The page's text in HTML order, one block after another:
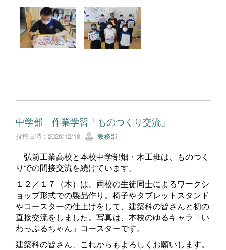
中学部 作業学習「ものつくり交流」
投稿日時 : 2020/12/18 教務部
弘前工業高校と本校中学部畑・木工班は、ものつく
りでの間接交流を続けています。
１２／１７（木）は、両校の生徒同士によるワークシ
ョップ形式での製品作り。椅子やタブレットスタンド
やコースターの仕上げをして、建築科の皆さんと初の
直接交流をしました。写真は、本校のゆるキャラ「い
わっぷるちゃん」コースターです。
建築科の皆さん、これからもよろしくお願いします。